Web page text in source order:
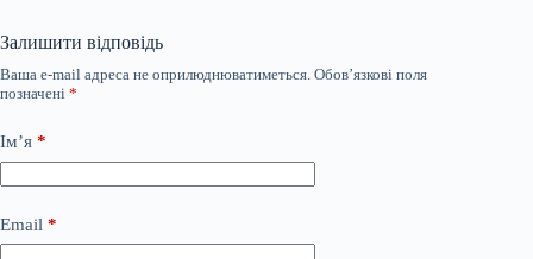
Залишити відповідь
Ваша e-mail адреса не оприлюднюватиметься. Обов’язкові поля
позначені *
Ім’я *
Email *